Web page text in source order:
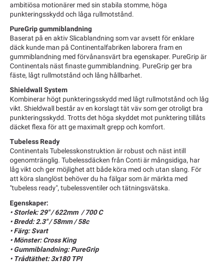
ambitiösa motionärer med sin stabila stomme, höga
punkteringsskydd och låga rullmotstånd.
PureGrip gummiblandning
Baserat på en aktiv Slicablandning som var avsett för enklare
däck kunde man på Continentalfabriken laborera fram en
gummiblandning med förvånansvärt bra egenskaper. PureGrip är
Continentals näst finaste gummiblandning. PureGrip ger bra
fäste, lågt rullmotstånd och lång hållbarhet.
Shieldwall System
Kombinerar högt punkteringsskydd med lågt rullmotstånd och låg
vikt. Shieldwall består av en korslagt tät väv som ger otroligt bra
punkteringsskydd. Trotts det höga skyddet mot punktering tillåts
däcket flexa för att ge maximalt grepp och komfort.
Tubeless Ready
Continentals Tubelesskonstruktion är robust och näst intill
ogenomtränglig. Tubelessdäcken från Conti är mångsidiga, har
låg vikt och ger möjlighet att både köra med och utan slang. För
att köra slanglöst behöver du ha fälgar som är märkta med
"tubeless ready", tubelessventiler och tätningsvätska.
Egenskaper:
• Storlek: 29" / 622mm / 700 C
• Bredd: 2.3" / 58mm / 58c
• Färg: Svart
• Mönster: Cross King
• Gummiblandning: PureGrip
• Trådtäthet: 3x180 TPI